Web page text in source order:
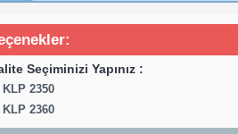
Seçiminizi Yapınız :
KLP 2350
KLP 2360